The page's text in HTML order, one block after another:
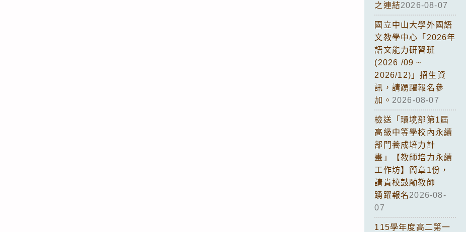
之連結2026-08-07
國立中山大學外國語
文教學中心「2026年
語文能力研習班
(2026 /09 ~
2026/12)」招生資
訊，請踴躍報名參
加。 2026-08-07
檢送「環境部第1屆
高級中等學校內永續
部門養成培力計
畫」【教師培力永續
工作坊】簡章1份，
請貴校鼓勵教師
踴躍報名2026-08-
07
115學年度高二第一